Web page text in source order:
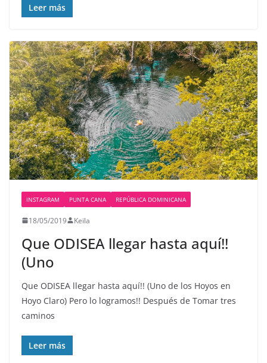
Leer más
INSTAGRAM PUNTA CANA REPÚBLICA DOMINICANA
18/05/2019 Keila
Que ODISEA llegar hasta aquí!!
(Uno
Que ODISEA llegar hasta aquí!! (Uno de los Hoyos en
Hoyo Claro) Pero lo logramos!! Después de Tomar tres
caminos
Leer más